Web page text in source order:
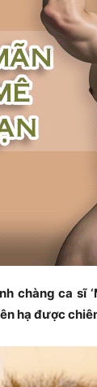
chàng ca sĩ
hạ được